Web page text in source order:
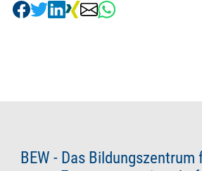
BEW - Das Bildungszentrum